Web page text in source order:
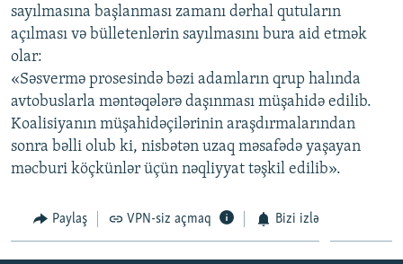
BIZIMLƏ ƏLAQƏ
XƏBƏR BÜLLETENLƏRIMIZ
sayılmasına başlanması zamanı dərhal qutuların
açılması və bülletenlərin sayılmasını bura aid etmək
olar:
«Səsvermə prosesində bəzi adamların qrup halında
avtobuslarla məntəqələrə daşınması müşahidə edilib.
Koalisiyanın müşahidəçilərinin araşdırmalarından
sonra bəlli olub ki, nisbətən uzaq məsafədə yaşayan
məcburi köçkünlər üçün nəqliyyat təşkil edilib».
Paylaş VPN-siz açmaq Bizi izlə